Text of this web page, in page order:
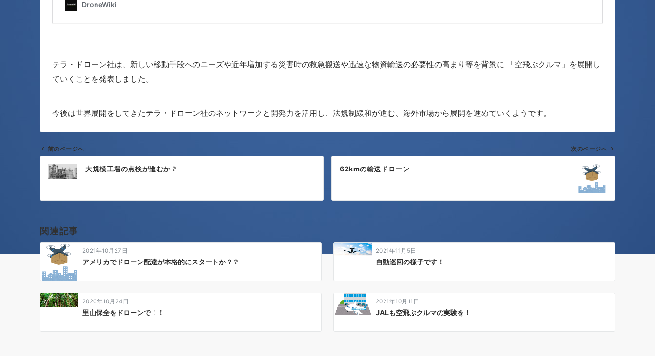
テラ・ドローン社は、新しい移動手段へのニーズや近年増加する災害時の救急搬送や迅速な物資輸送の必要性の高まり等を背景に 「空飛ぶクルマ」を展開し
ていくことを発表しました。
今後は世界展開をしてきたテラ・ドローン社のネットワークと開発力を活用し、法規制緩和が進む、海外市場から展開を進めていくようです。
投
稿
ナ
ゲ
ー
ョ
ン
前のページへ
大規模工場の点検が進むか？
次のページへ
62kmの輸送ドローン
関連記事
2021年10月27日
アメリカでドローン配達が本格的にスタートか？？
2021年11月5日
自動巡回の様子です！
2020年10月24日
里山保全をドローンで！！
2021年10月11日
JALも空飛ぶクルマの実験を！